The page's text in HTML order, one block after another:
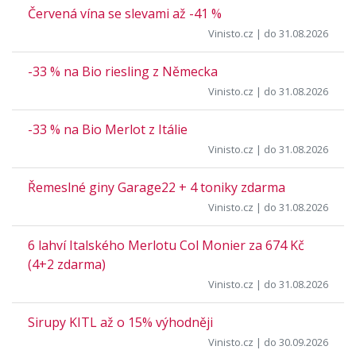
Červená vína se slevami až -41 %
Vinisto.cz | do 31.08.2026
-33 % na Bio riesling z Německa
Vinisto.cz | do 31.08.2026
-33 % na Bio Merlot z Itálie
Vinisto.cz | do 31.08.2026
Řemeslné giny Garage22 + 4 toniky zdarma
Vinisto.cz | do 31.08.2026
6 lahví Italského Merlotu Col Monier za 674 Kč
(4+2 zdarma)
Vinisto.cz | do 31.08.2026
Sirupy KITL až o 15% výhodněji
Vinisto.cz | do 30.09.2026